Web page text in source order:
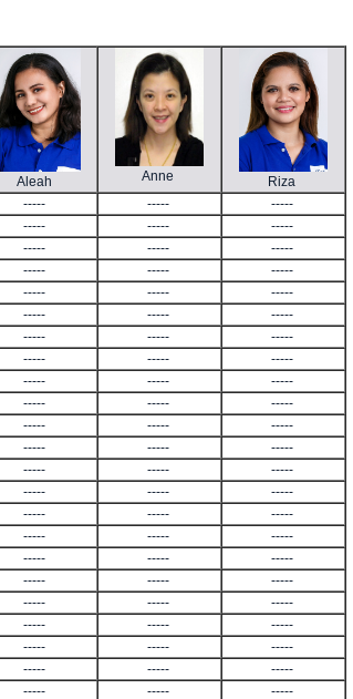
Aleah Anne
Riza
----- -----
-----
----- -----
-----
----- -----
-----
----- -----
-----
----- -----
-----
----- -----
-----
----- -----
-----
----- -----
-----
----- -----
-----
----- -----
-----
----- -----
-----
----- -----
-----
----- -----
-----
----- -----
-----
----- -----
-----
----- -----
-----
----- -----
-----
----- -----
-----
----- -----
-----
----- -----
-----
----- -----
-----
----- -----
-----
----- -----
-----